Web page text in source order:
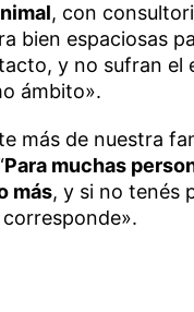
, con
bien espaciosas
y no sufran el
ámbito».
más de nuestra
Para muchas
más, y si no tenés